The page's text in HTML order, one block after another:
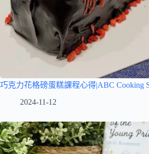
巧克力花格磅蛋糕課程心得|ABC Cooking
2024-11-12